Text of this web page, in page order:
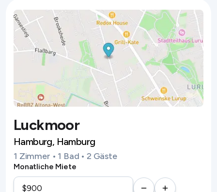
Luckmoor
Hamburg, Hamburg
1 Zimmer • 1 Bad • 2 Gäste
Monatliche Miete